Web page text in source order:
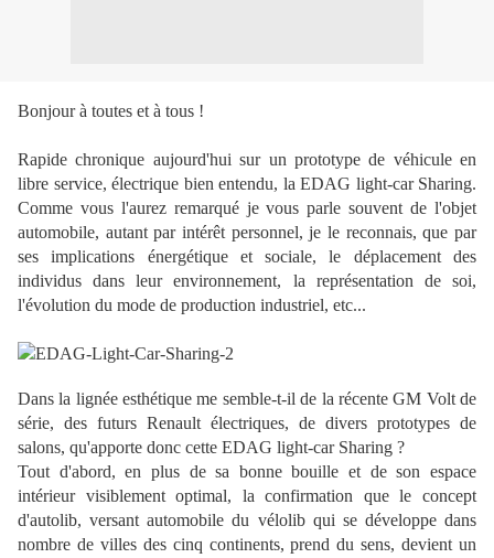
Bonjour à toutes et à tous !
Rapide chronique aujourd'hui sur un prototype de véhicule en
libre service, électrique bien entendu, la EDAG light-car Sharing.
Comme vous l'aurez remarqué je vous parle souvent de l'objet
automobile, autant par intérêt personnel, je le reconnais, que par
ses implications énergétique et sociale, le déplacement des
individus dans leur environnement, la représentation de soi,
l'évolution du mode de production industriel, etc...
Dans la lignée esthétique me semble-t-il de la récente GM Volt de
série, des futurs Renault électriques, de divers prototypes de
salons, qu'apporte donc cette EDAG light-car Sharing ?
Tout d'abord, en plus de sa bonne bouille et de son espace
intérieur visiblement optimal, la confirmation que le concept
d'autolib, versant automobile du vélolib qui se développe dans
nombre de villes des cinq continents, prend du sens, devient un